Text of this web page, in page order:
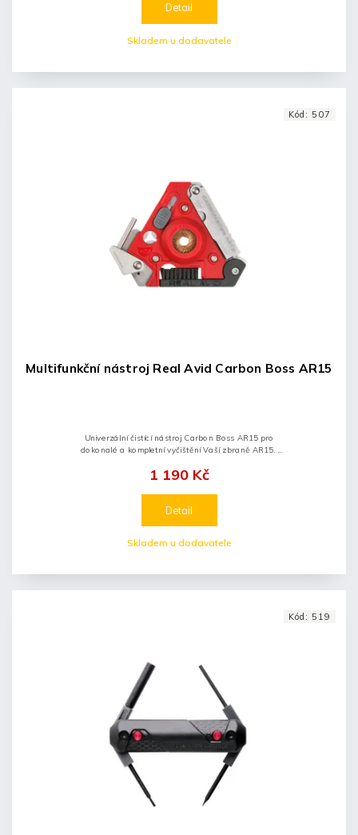
Skladem u dodavatele
Detail
Multifunkční nástroj Real Avid Carbon Boss AR15
Skladem u dodavatele
1 190 Kč
Detail
Univerzální čistící nástroj Carbon Boss AR15 pro
dokonalé a kompletní vyčištění Vaší zbraně AR15.
Kód: 507
Kód: 519